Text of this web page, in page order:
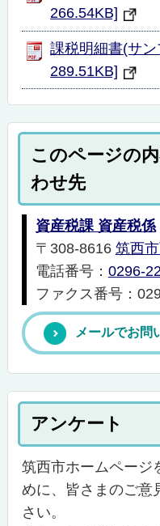
266.54KB]
課税明細書(サ
289.51KB]
このページの
わせ先
資産税課 資産税係
〒308-8616 筑西
電話番号： 0296-
ファクス番号：
メールでお問
アンケート
筑西市ホームページ
めに、皆さまのご意
さい。